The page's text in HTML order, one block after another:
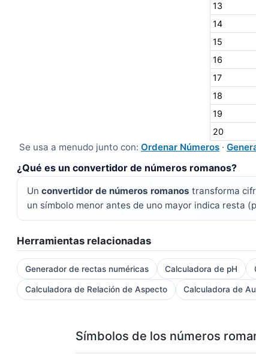
13
14
15
16
17
18
19
20
Se usa a menudo junto con: Ordenar Números ·
¿Qué es un convertidor de números romanos?
Un convertidor de números romanos transforma
un símbolo menor antes de uno mayor indica resta
Herramientas relacionadas
Generador de rectas numéricas Calculadora de pH
Calculadora de Relación de Aspecto Calculadora de
Símbolos de los números